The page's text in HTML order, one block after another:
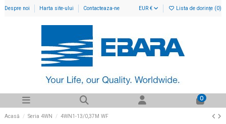
Despre noi Harta site-ului Contacteaza-ne EUR € Lista de dorințe (0)
0
Acasă Seria 4WN 4WN1-13/0,37M WF